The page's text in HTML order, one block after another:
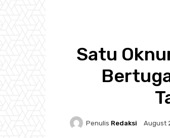
Satu
Penulis Redaksi August